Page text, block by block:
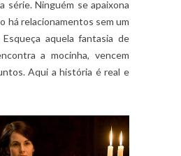
série. Ninguém se apaixona
há relacionamentos sem um
aquela fantasia de
a mocinha, vencem
Aqui a história é real e